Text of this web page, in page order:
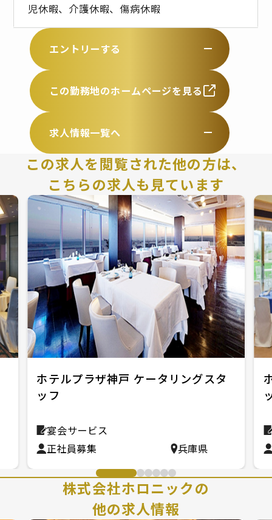
児休暇、介護休暇、傷病休暇
エントリーする
この勤務地のホームページを見る
求人情報一覧へ
この求人を閲覧された他の方は、
こちらの求人も見ています
ホテルプラザ神戸 ケータリングスタ
ッフ
宴会サービス
正社員募集
兵庫県
株式会社ホロニックの
他の求人情報